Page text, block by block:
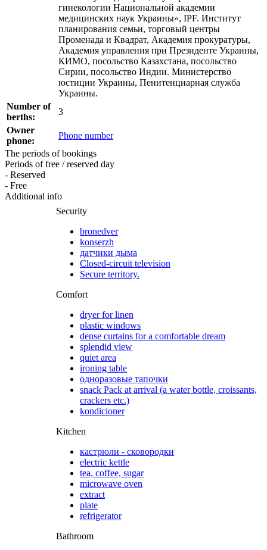
гинекологии Национальной академии
медицинских наук Украины», IPF. Институт
планирования семьи, торговый центры
Променада и Квадрат, Академия прокуратуры,
Академия управления при Президенте Украины,
КИМО, посольство Казахстана, посольство
Сирии, посольство Индии. Министерство
юстиции Украины, Пенитенциарная служба
Украины.
Number of
berths:
3
Owner
phone:
Phone number
The periods of bookings
Periods of free / reserved day
- Reserved
- Free
Additional info
Security
bronedver
konserzh
датчики дыма
Closed-circuit television
Secure territory.
Comfort
dryer for linen
plastic windows
dense curtains for a comfortable dream
splendid view
quiet area
ironing table
одноразовые тапочки
snack Pack at arrival (a water bottle, croissants,
crackers etc.)
kondicioner
Kitchen
кастрюли - сковородки
electric kettle
tea, coffee, sugar
microwave oven
extract
plate
refrigerator
Bathroom